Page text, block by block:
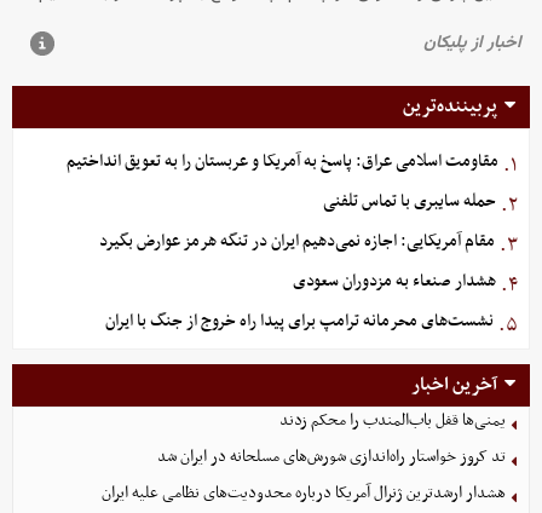
پربیننده‌ترین
۱. مقاومت اسلامی عراق: پاسخ به آمریکا و عربستان را به تعویق انداختیم
۲. حمله سایبری با تماس تلفنی
۳. مقام آمریکایی: اجازه نمی‌دهیم ایران در تنگه هرمز عوارض بگیرد
۴. هشدار صنعاء به مزدوران سعودی
۵. نشست‌های محرمانه ترامپ برای پیدا راه خروج از جنگ با ایران
آخرین اخبار
یمنی‌ها قفل باب‌المندب را محکم زدند
تد کروز خواستار راه‌اندازی شورش‌های مسلحانه در ایران شد
هشدار ارشدترین ژنرال آمریکا درباره محدودیت‌های نظامی علیه ایران